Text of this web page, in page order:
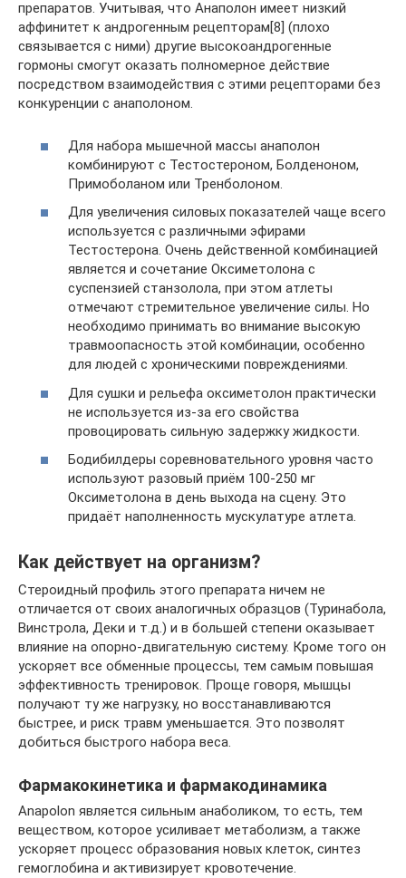
препаратов. Учитывая, что Анаполон имеет низкий
аффинитет к андрогенным рецепторам[8] (плохо
связывается с ними) другие высокоандрогенные
гормоны смогут оказать полномерное действие
посредством взаимодействия с этими рецепторами без
конкуренции с анаполоном.
Для набора мышечной массы анаполон
комбинируют с Тестостероном, Болденоном,
Примоболаном или Тренболоном.
Для увеличения силовых показателей чаще всего
используется с различными эфирами
Тестостерона. Очень действенной комбинацией
является и сочетание Оксиметолона с
суспензией станзолола, при этом атлеты
отмечают стремительное увеличение силы. Но
необходимо принимать во внимание высокую
травмоопасность этой комбинации, особенно
для людей с хроническими повреждениями.
Для сушки и рельефа оксиметолон практически
не используется из-за его свойства
провоцировать сильную задержку жидкости.
Бодибилдеры соревновательного уровня часто
используют разовый приём 100-250 мг
Оксиметолона в день выхода на сцену. Это
придаёт наполненность мускулатуре атлета.
Как действует на организм?
Стероидный профиль этого препарата ничем не
отличается от своих аналогичных образцов (Туринабола,
Винстрола, Деки и т.д.) и в большей степени оказывает
влияние на опорно-двигательную систему. Кроме того он
ускоряет все обменные процессы, тем самым повышая
эффективность тренировок. Проще говоря, мышцы
получают ту же нагрузку, но восстанавливаются
быстрее, и риск травм уменьшается. Это позволят
добиться быстрого набора веса.
Фармакокинетика и фармакодинамика
Anapolon является сильным анаболиком, то есть, тем
веществом, которое усиливает метаболизм, а также
ускоряет процесс образования новых клеток, синтез
гемоглобина и активизирует кровотечение.